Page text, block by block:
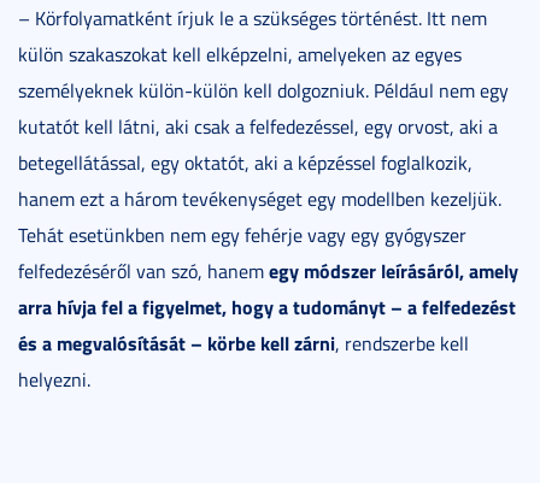
– Körfolyamatként írjuk le a szükséges történést. Itt nem
külön szakaszokat kell elképzelni, amelyeken az egyes
személyeknek külön-külön kell dolgozniuk. Például nem egy
kutatót kell látni, aki csak a felfedezéssel, egy orvost, aki a
betegellátással, egy oktatót, aki a képzéssel foglalkozik,
hanem ezt a három tevékenységet egy modellben kezeljük.
Tehát esetünkben nem egy fehérje vagy egy gyógyszer
felfedezéséről van szó, hanemegy módszer leírásáról, amely
arra hívja fel a figyelmet, hogy a tudományt – a felfedezést
és a megvalósítását – körbe kell zárni, rendszerbe kell
helyezni.